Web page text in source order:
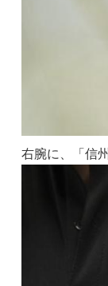
右腕に、「信